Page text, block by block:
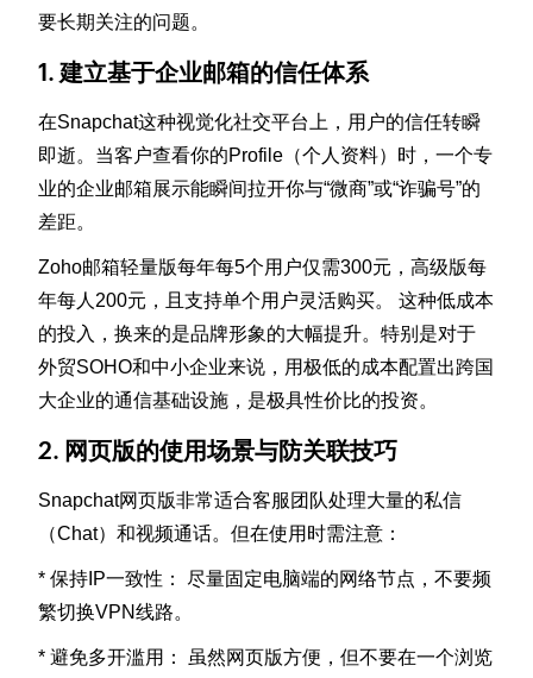
要长期关注的问题。
1. 建立基于企业邮箱的信任体系
在Snapchat这种视觉化社交平台上，用户的信任转瞬
即逝。当客户查看你的Profile（个人资料）时，一个专
业的企业邮箱展示能瞬间拉开你与“微商”或“诈骗号”的
差距。
Zoho邮箱轻量版每年每5个用户仅需300元，高级版每
年每人200元，且支持单个用户灵活购买。 这种低成本
的投入，换来的是品牌形象的大幅提升。特别是对于
外贸SOHO和中小企业来说，用极低的成本配置出跨国
大企业的通信基础设施，是极具性价比的投资。
2. 网页版的使用场景与防关联技巧
Snapchat网页版非常适合客服团队处理大量的私信
（Chat）和视频通话。但在使用时需注意：
* 保持IP一致性： 尽量固定电脑端的网络节点，不要频
繁切换VPN线路。
* 避免多开滥用： 虽然网页版方便，但不要在一个浏览